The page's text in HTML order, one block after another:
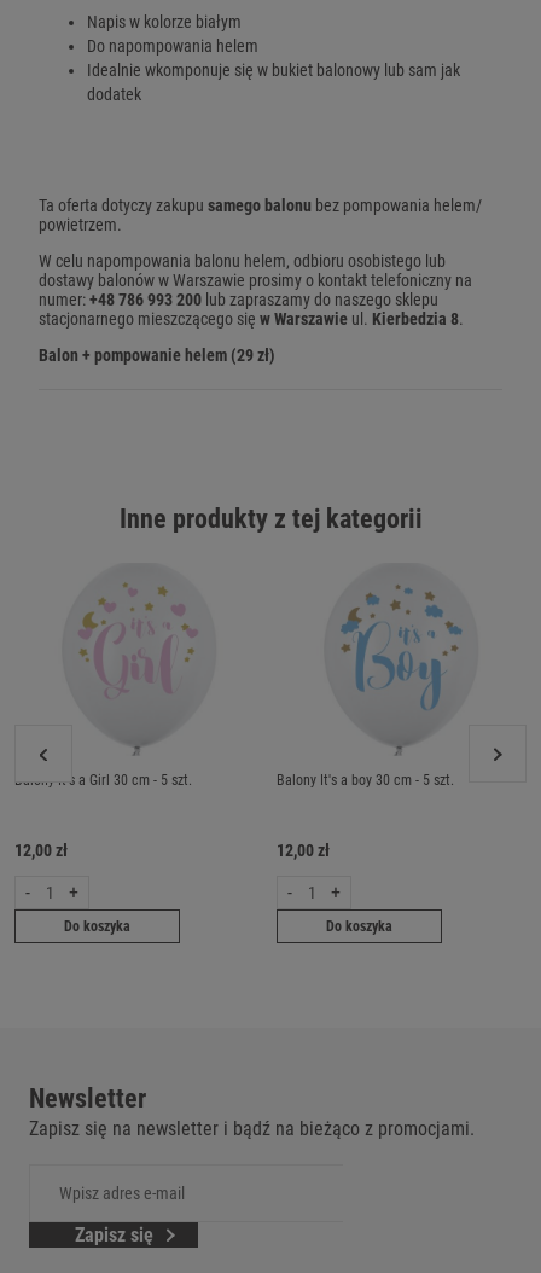
Napis w kolorze białym
Do napompowania helem
Idealnie wkomponuje się w bukiet balonowy lub sam jak
dodatek
Ta oferta dotyczy zakupu samego balonu bez pompowania helem/
powietrzem.
W celu napompowania balonu helem, odbioru osobistego lub
dostawy balonów w Warszawie prosimy o kontakt telefoniczny na
numer:+48 786 993 200 lub zapraszamy do naszego sklepu
stacjonarnego mieszczącego się w Warszawie ul. Kierbedzia 8.
Balon + pompowanie helem (29 zł)
Inne produkty z tej kategorii
Balony It's a Girl 30 cm - 5 szt.
12,00 zł
- +
Do koszyka
Balony It's a boy 30 cm - 5 szt.
12,00 zł
- +
Do koszyka
Newsletter
Zapisz się na newsletter i bądź na bieżąco z promocjami.
Zapisz się